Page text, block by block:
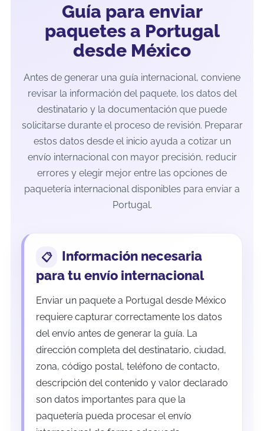
Guía para enviar
paquetes a Portugal
desde México
Antes de generar una guía internacional, conviene
revisar la información del paquete, los datos del
destinatario y la documentación que puede
solicitarse durante el proceso de revisión. Preparar
estos datos desde el inicio ayuda a cotizar un
envío internacional con mayor precisión, reducir
errores y elegir mejor entre las opciones de
paquetería internacional disponibles para enviar a
Portugal.
Información necesaria
para tu envío internacional
Enviar un paquete a Portugal desde México
requiere capturar correctamente los datos
del envío antes de generar la guía. La
dirección completa del destinatario, ciudad,
zona, código postal, teléfono de contacto,
descripción del contenido y valor declarado
son datos importantes para que la
paquetería pueda procesar el envío